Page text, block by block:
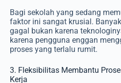
Bagi sekolah yang sedang
faktor ini sangat krusial.
gagal bukan karena
karena pengguna enggan
proses yang terlalu rumit.
3. Fleksibilitas Membantu
Kerja